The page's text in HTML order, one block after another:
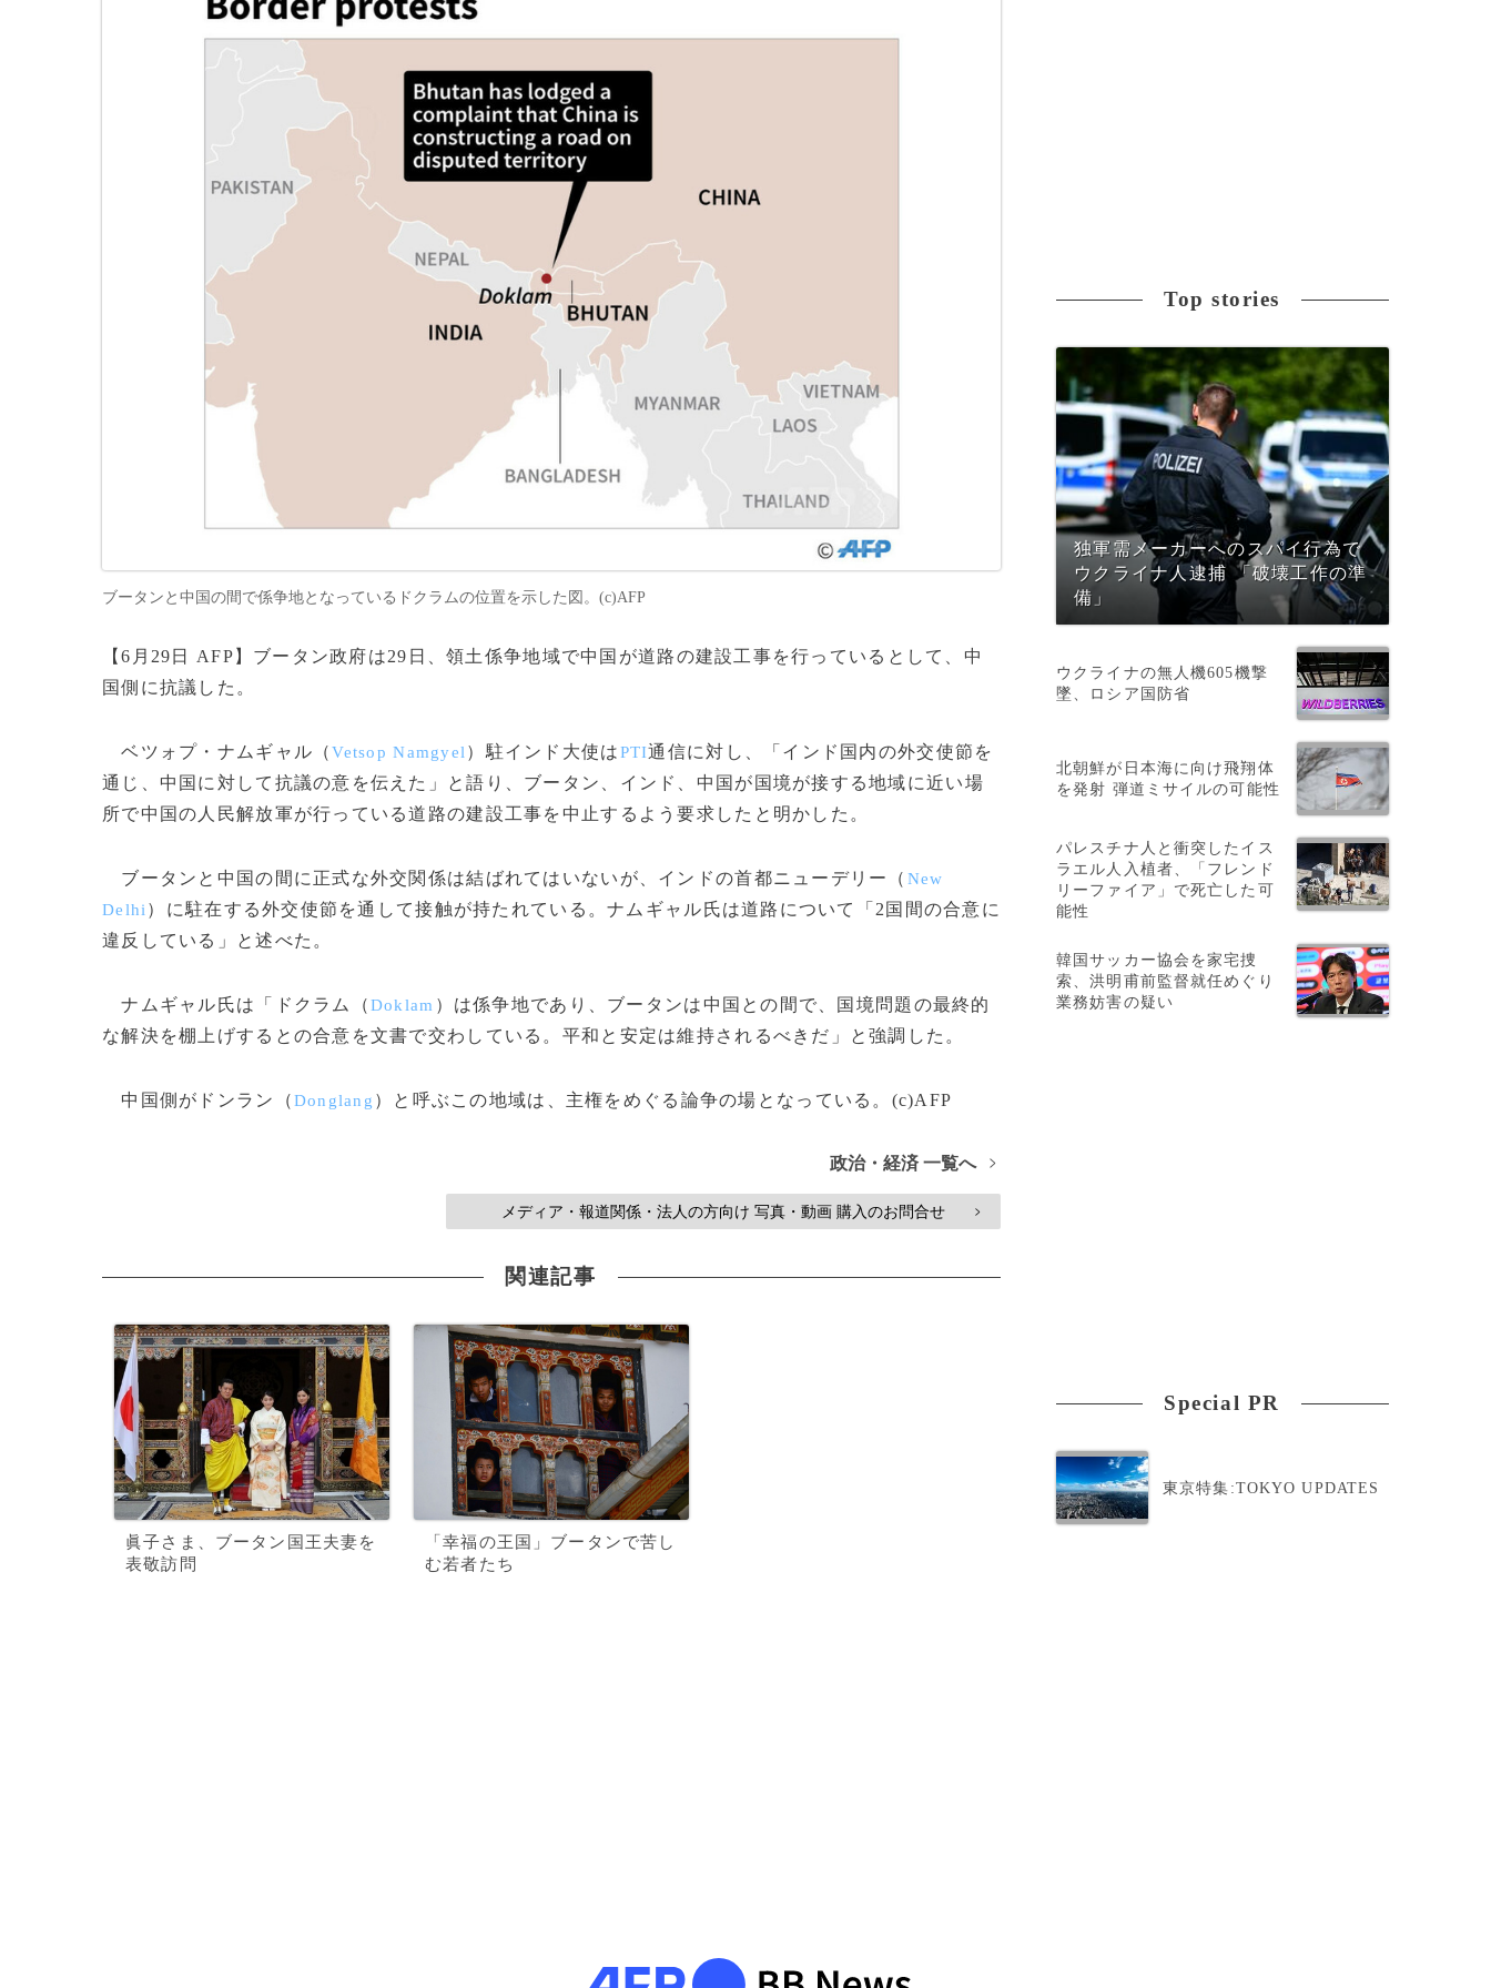
ブータンと中国の間で係争地となっているドクラムの位置を示した図。(c)AFP
【6月29日 AFP】ブータン政府は29日、領土係争地域で中国が道路の建設工事を行っているとして、中
国側に抗議した。
ベツォプ・ナムギャル（Vetsop Namgyel ）駐インド大使はPTI通信に対し、「インド国内の外交使節を
通じ、中国に対して抗議の意を伝えた」と語り、ブータン、インド、中国が国境が接する地域に近い場
所で中国の人民解放軍が行っている道路の建設工事を中止するよう要求したと明かした。
ブータンと中国の間に正式な外交関係は結ばれてはいないが、インドの首都ニューデリー（ New
Delhi ）に駐在する外交使節を通して接触が持たれている。ナムギャル氏は道路について「2国間の合意に
違反している」と述べた。
ナムギャル氏は「ドクラム（Doklam ）は係争地であり、ブータンは中国との間で、国境問題の最終的
な解決を棚上げするとの合意を文書で交わしている。平和と安定は維持されるべきだ」と強調した。
中国側がドンラン（Donglang ）と呼ぶこの地域は、主権をめぐる論争の場となっている。(c)AFP
政治・経済 一覧へ >
メディア・報道関係・法人の方向け 写真・動画 購入のお問合せ >
関連記事
眞子さま、ブータン国王夫妻を
表敬訪問
「幸福の王国」ブータンで苦し
む若者たち
Top stories
独軍需メーカーへのスパイ行為で
ウクライナ人逮捕 「破壊工作の準
備」
ウクライナの無人機605機撃
墜、ロシア国防省
北朝鮮が日本海に向け飛翔体
を発射 弾道ミサイルの可能性
パレスチナ人と衝突したイス
ラエル人入植者、「フレンド
リーファイア」で死亡した可
能性
韓国サッカー協会を家宅捜
索、洪明甫前監督就任めぐり
業務妨害の疑い
Special PR
東京特集:TOKYO UPDATES